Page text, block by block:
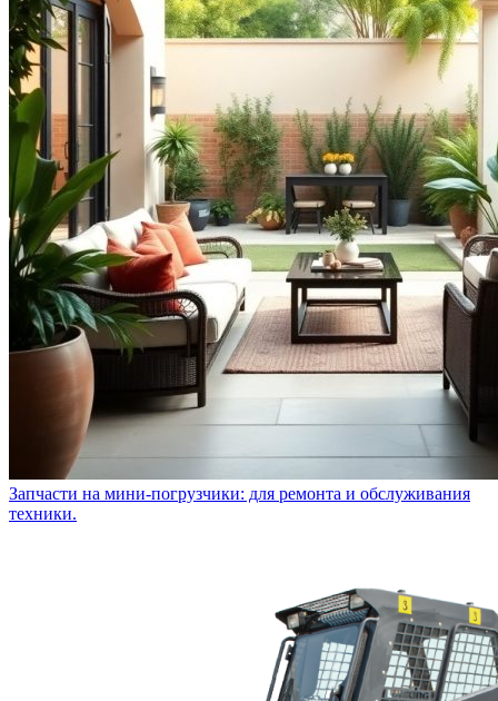
Запчасти на мини-погрузчики: для ремонта и обслуживания
техники.